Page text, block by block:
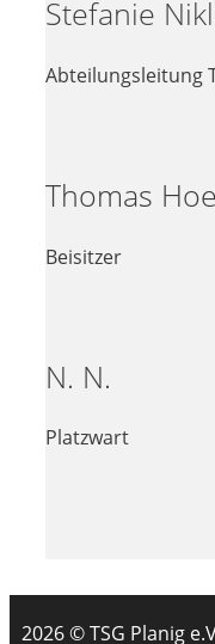
Stefanie
Abteilungsleitung
Thomas
Beisitzer
N. N.
Platzwart
2026 © TSG Planig